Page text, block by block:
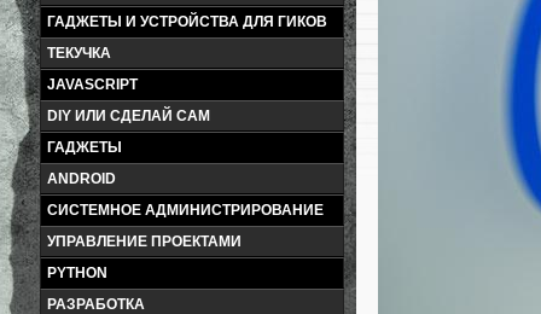
ГАДЖЕТЫ И УСТРОЙСТВА ДЛЯ ГИКОВ
ТЕКУЧКА
JAVASCRIPT
DIY ИЛИ СДЕЛАЙ САМ
ГАДЖЕТЫ
ANDROID
СИСТЕМНОЕ АДМИНИСТРИРОВАНИЕ
УПРАВЛЕНИЕ ПРОЕКТАМИ
PYTHON
РАЗРАБОТКА